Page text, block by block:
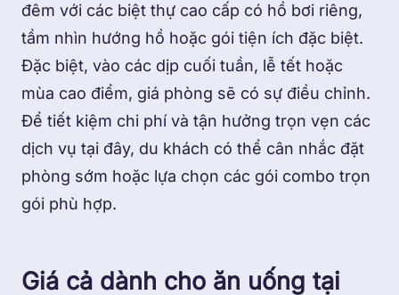
đêm với các biệt thự cao cấp có hồ bơi riêng,
tầm nhìn hướng hồ hoặc gói tiện ích đặc biệt.
Đặc biệt, vào các dịp cuối tuần, lễ tết hoặc
mùa cao điểm, giá phòng sẽ có sự điều chỉnh.
Để tiết kiệm chi phí và tận hưởng trọn vẹn các
dịch vụ tại đây, du khách có thể cân nhắc đặt
phòng sớm hoặc lựa chọn các gói combo trọn
gói phù hợp.
Giá cả dành cho ăn uống tại